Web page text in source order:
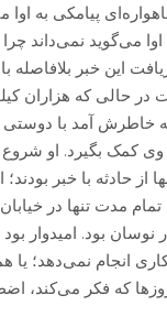
پیامکی به
می‌گوید نمی‌داند چرا
این خبر بلافاصله
حالی که هزاران
خاطرش آمد با دوستی
کمک بگیرد. او
حادثه با خبر
تمام مدت تنها در
بود. امیدوار
انجام نمی‌دهد؛ یا
که فکر می‌کند،